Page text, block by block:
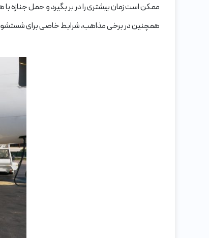
ممکن است زمان بیشتری را در بر بگیرد و حمل جنازه
همچنین در برخی مذاهب، شرایط خاصی برای شستشو،